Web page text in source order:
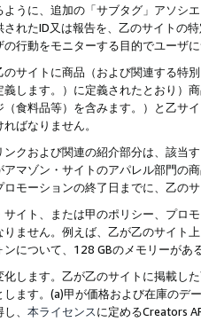
うに、追加の「サブタグ」アソシ
れたID又は報告を、乙のサイトの
行動をモニターする目的でユーザ
サイトに商品（および関連する特
義します。）に定義されたとおり
食料品等）を含みます。）と乙サ
ばなりません。
クおよび関連の紹介部分は、該当
マゾン・サイトのアパレル部門の
モーションの終了日までに、乙の
イト、または甲のポリシー、プロ
ません。例えば、乙が乙のサイト
について、128 GBのメモリーがあ
します。乙が乙のサイトに掲載し
ます。(a)甲が価格および在庫の
、 本ライセンスに定めるCreators